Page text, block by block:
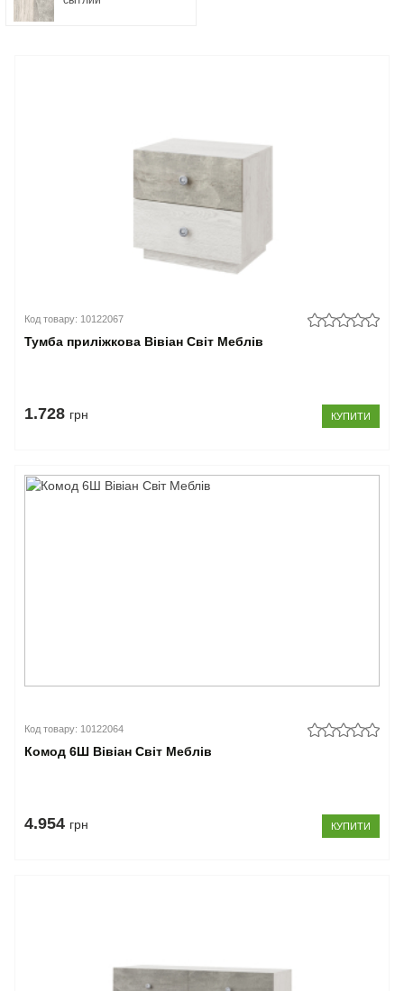
Код товару: 10122067
Тумба приліжкова Вівіан Світ Меблів
1.728 грн КУПИТИ
Код товару: 10122064
Комод 6Ш Вівіан Світ Меблів
4.954 грн КУПИТИ